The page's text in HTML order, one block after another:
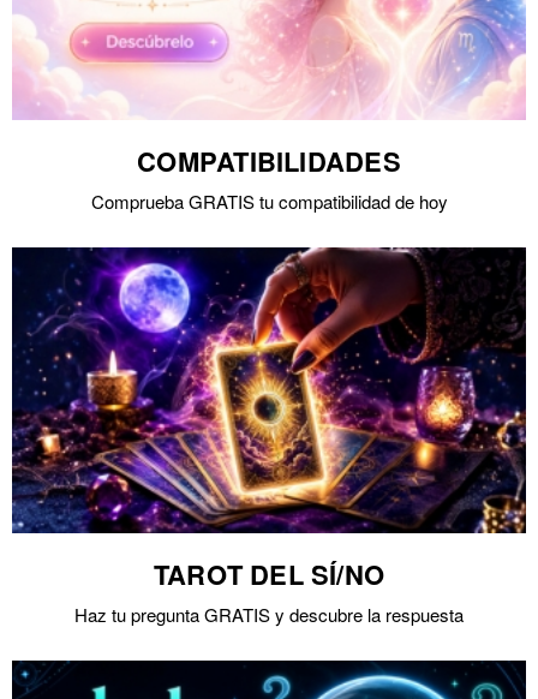
COMPATIBILIDADES
Comprueba GRATIS tu compatibilidad de hoy
TAROT DEL SÍ/NO
Haz tu pregunta GRATIS y descubre la respuesta